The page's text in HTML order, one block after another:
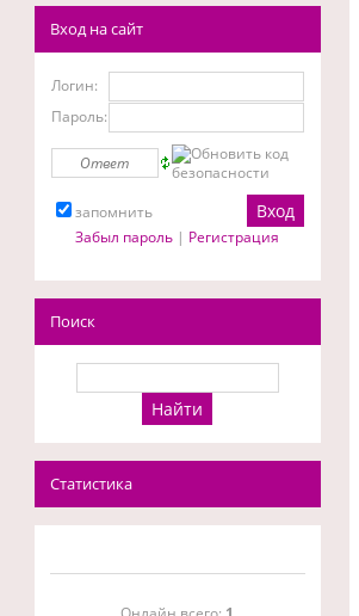
Вход на сайт
Логин:
Пароль:
запомнить
Забыл пароль | Регистрация
Поиск
Статистика